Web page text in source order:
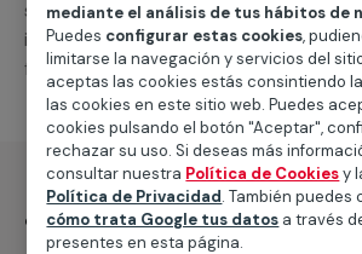
suministro de los materiales
intervenciones a realizar, o la mano
falta para completar tu proyecto.
¿Qué incluye?
mediante el análisis de tus hábitos de
Puedes configurar estas cookies,
limitarse la navegación y servicios del
aceptas las cookies estás consintiendo
las cookies en este sitio web. Puedes
cookies pulsando el botón "Aceptar",
rechazar su uso. Si deseas más
consultar nuestra Política de Cookiesy
Política de Privacidad. También puedes
cómo trata Google tus datos a través
presentes en esta página.